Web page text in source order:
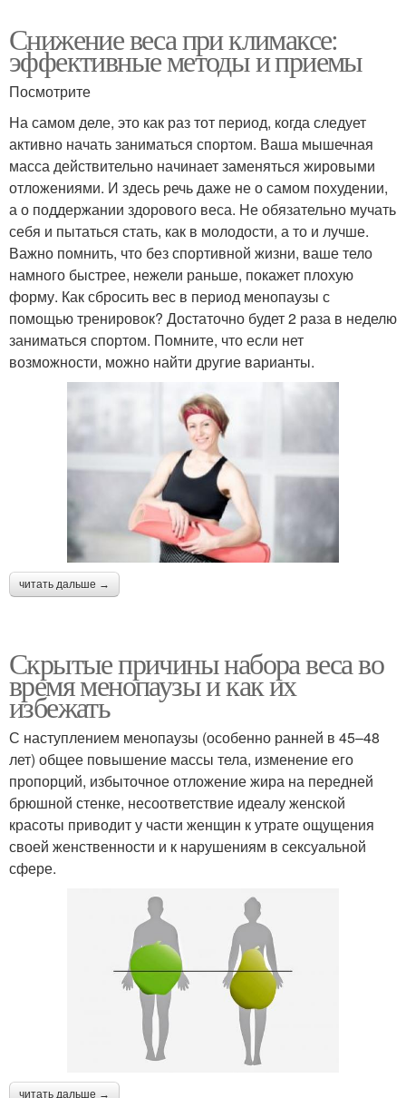
Снижение веса при климаксе:
эффективные методы и приемы
Посмотрите
На самом деле, это как раз тот период, когда следует
активно начать заниматься спортом. Ваша мышечная
масса действительно начинает заменяться жировыми
отложениями. И здесь речь даже не о самом похудении,
а о поддержании здорового веса. Не обязательно мучать
себя и пытаться стать, как в молодости, а то и лучше.
Важно помнить, что без спортивной жизни, ваше тело
намного быстрее, нежели раньше, покажет плохую
форму. Как сбросить вес в период менопаузы с
помощью тренировок? Достаточно будет 2 раза в неделю
заниматься спортом. Помните, что если нет
возможности, можно найти другие варианты.
читать дальше →
Скрытые причины набора веса во
время менопаузы и как их
избежать
С наступлением менопаузы (особенно ранней в 45–48
лет) общее повышение массы тела, изменение его
пропорций, избыточное отложение жира на передней
брюшной стенке, несоответствие идеалу женской
красоты приводит у части женщин к утрате ощущения
своей женственности и к нарушениям в сексуальной
сфере.
читать дальше →